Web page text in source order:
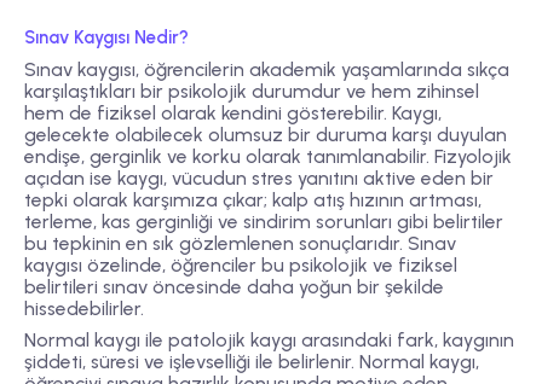
Sınav Kaygısı Nedir?
Sınav kaygısı, öğrencilerin akademik yaşamlarında sıkça
karşılaştıkları bir psikolojik durumdur ve hem zihinsel
hem de fiziksel olarak kendini gösterebilir. Kaygı,
gelecekte olabilecek olumsuz bir duruma karşı duyulan
endişe, gerginlik ve korku olarak tanımlanabilir. Fizyolojik
açıdan ise kaygı, vücudun stres yanıtını aktive eden bir
tepki olarak karşımıza çıkar; kalp atış hızının artması,
terleme, kas gerginliği ve sindirim sorunları gibi belirtiler
bu tepkinin en sık gözlemlenen sonuçlarıdır. Sınav
kaygısı özelinde, öğrenciler bu psikolojik ve fiziksel
belirtileri sınav öncesinde daha yoğun bir şekilde
hissedebilirler.
Normal kaygı ile patolojik kaygı arasındaki fark, kaygının
şiddeti, süresi ve işlevselliği ile belirlenir. Normal kaygı,